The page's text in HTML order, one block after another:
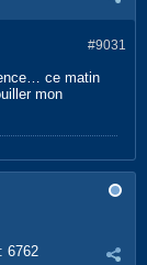
#9031
ce matin
mon
6762